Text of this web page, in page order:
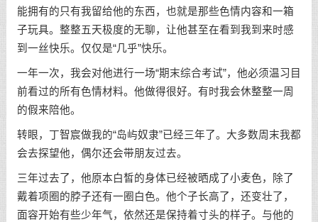
能拥有的只有我留给他的东西，也就是那些色情内容和一箱
子玩具。整整五天极度的无聊，让他甚至在看到我到来时感
到一丝快乐。仅仅是“几乎”快乐。
一年一次，我会对他进行一场“期末综合考试”，他必须温习目
前看过的所有色情材料。他做得很好。有时我会休整整一周
的假来陪他。
转眼，丁智宸做我的“岛屿奴隶”已经三年了。大多数周末我都
会去探望他，偶尔还会带朋友过去。
三年过去了，他原本白皙的身体已经被晒成了小麦色，除了
戴着项圈的脖子还有一圈白色。他个子长高了，还变壮了，
面容开始有些少年气，依然还是保持着寸头的样子。与他的